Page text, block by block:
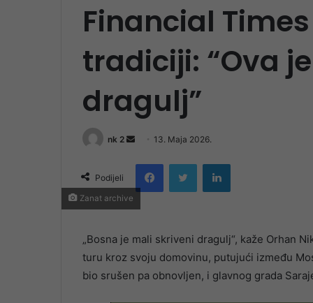
Financial
tradiciji: “Ova
dragulj”
nk 2
Send
email
13. Maja 2026.
Podijeli
FacebookTwitter LinkedIn
Zanat archive
„Bosna je mali skriveni dragulj“, kaže Orhan
turu kroz svoju domovinu, putujući između
bio srušen pa obnovljen, i glavnog grada